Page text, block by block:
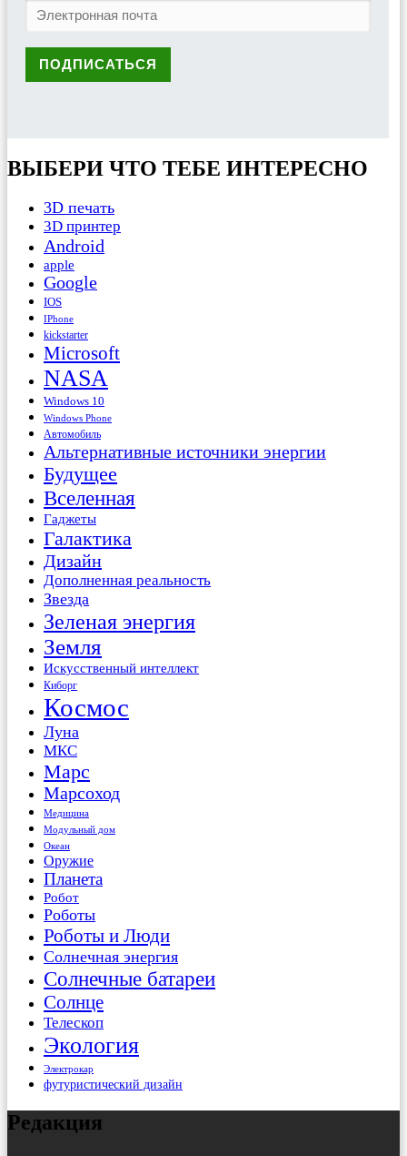
ВЫБЕРИ ЧТО ТЕБЕ ИНТЕРЕСНО
3D печать
3D принтер
Android
apple
Google
IOS
IPhone
kickstarter
Microsoft
NASA
Windows 10
Windows Phone
Автомобиль
Альтернативные источники энергии
Будущее
Вселенная
Гаджеты
Галактика
Дизайн
Дополненная реальность
Звезда
Зеленая энергия
Земля
Искусственный интеллект
Киборг
Космос
Луна
МКС
Марс
Марсоход
Медицина
Модульный дом
Океан
Оружие
Планета
Робот
Роботы
Роботы и Люди
Солнечная энергия
Солнечные батареи
Солнце
Телескоп
Экология
Электрокар
футуристический дизайн
Редакция